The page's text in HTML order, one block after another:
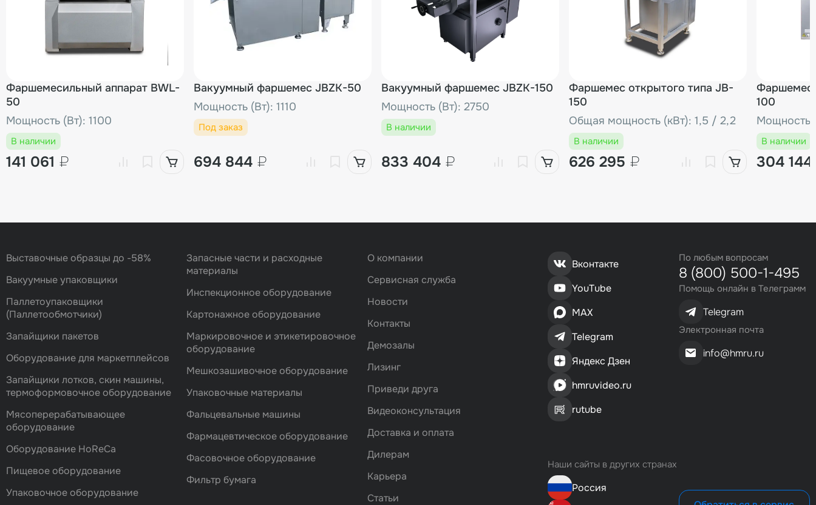
Фаршемесильный аппарат BWL-
50
Мощность (Вт): 1100
В наличии
141 061 ₽
Вакуумный фаршемес JBZK-50
Мощность (Вт): 1110
Под заказ
694 844 ₽
Вакуумный фаршемес JBZK-150
Мощность (Вт): 2750
В наличии
833 404 ₽
Фаршемес открытого типа JB-
150
Общая мощность (кВт): 1,5 / 2,2
В наличии
626 295 ₽
100
Мощность
В наличии
304 144
Выставочные образцы до -58%
Вакуумные упаковщики
Паллетоупаковщики
(Паллетообмотчики)
Запайщики пакетов
Оборудование для маркетплейсов
Запайщики лотков, скин машины,
термоформовочное оборудование
Мясоперерабатывающее
оборудование
Оборудование HoReCa
Пищевое оборудование
Упаковочное оборудование
Запасные части и расходные
материалы
Инспекционное оборудование
Картонажное оборудование
Маркировочное и этикетировочное
оборудование
Мешкозашивочное оборудование
Упаковочные материалы
Фальцевальные машины
Фармацевтическое оборудование
Фасовочноe оборудование
Фильтр бумага
О компании
Сервисная служба
Новости
Контакты
Демозалы
Лизинг
Приведи друга
Видеоконсультация
Доставка и оплата
Дилерам
Карьера
Статьи
Вконтакте
YouTube
MAX
Telegram
Яндекс Дзен
hmruvideo.ru
rutube
Наши сайты в других странах
Россия
По любым вопросам
8 (800) 500-1-495
Помощь онлайн в Телеграмм
Telegram
Электронная почта
info@hmru.ru